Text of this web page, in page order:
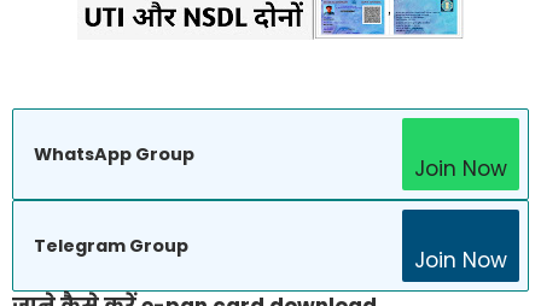
WhatsApp Group
Join Now
Telegram Group
Join Now